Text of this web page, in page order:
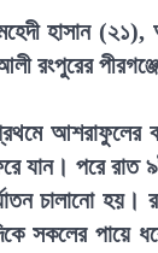
হাসান
রংপুরের
প্রথমে
যান। পরে
চালানো হয়।
সকলের পায়ে